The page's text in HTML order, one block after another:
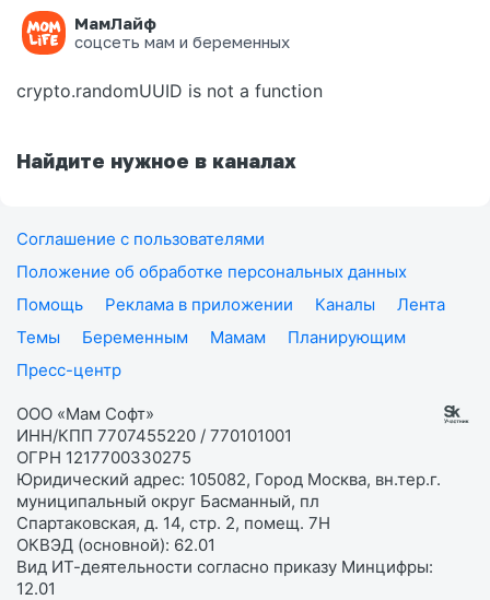
МамЛайф
соцсеть мам и беременных
Ошибка на странице
crypto.randomUUID is not a function
Найдите нужное в каналах
Соглашение с пользователями
Положение об обработке персональных данных
Помощь
Реклама в приложении Каналы
Лента
Темы
Беременным Мамам
Планирующим
Пресс-центр
ООО «Мам Софт»
ИНН/КПП 7707455220 / 770101001
ОГРН 1217700330275
Юридический адрес: 105082, Город Москва, вн.тер.г.
муниципальный округ Басманный, пл
Спартаковская, д. 14, стр. 2, помещ. 7Н
ОКВЭД (основной): 62.01
Вид ИТ-деятельности согласно приказу Минцифры:
12.01